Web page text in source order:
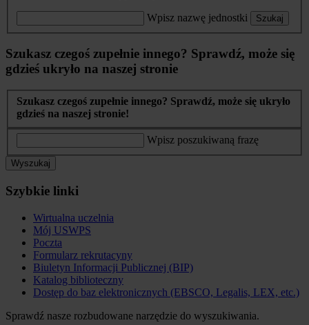
Wpisz nazwę jednostki Szukaj
Szukasz czegoś zupełnie innego? Sprawdź, może się
gdzieś ukryło na naszej stronie
Szukasz czegoś zupełnie innego? Sprawdź, może się ukryło
gdzieś na naszej stronie!
Wpisz poszukiwaną frazę
Wyszukaj
Szybkie linki
Wirtualna uczelnia
Mój USWPS
Poczta
Formularz rekrutacyny
Biuletyn Informacji Publicznej (BIP)
Katalog biblioteczny
Dostęp do baz elektronicznych (EBSCO, Legalis, LEX, etc.)
Sprawdź nasze rozbudowane narzędzie do wyszukiwania.